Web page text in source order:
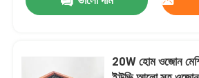
উদ্ধৃতির জন্য আবেদন
20W হোম ওজোন